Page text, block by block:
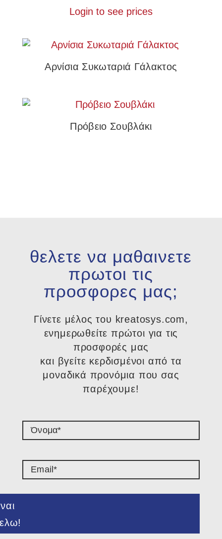
Login to see prices
Αρνίσια Συκωταριά Γάλακτος
Πρόβειο Σουβλάκι
θελετε να μαθαινετε
πρωτοι τις
προσφορες μας;
Γίνετε μέλος του kreatosys.com,
ενημερωθείτε πρώτοι για τις
προσφορές μας
και βγείτε κερδισμένοι από τα
μοναδικά προνόμια που σας
παρέχουμε!​
ναι